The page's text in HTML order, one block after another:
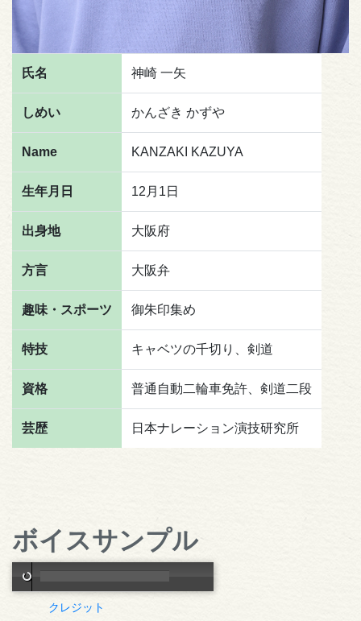
氏名 神崎 一矢
しめい かんざき かずや
Name KANZAKI KAZUYA
生年月日 12月1日
出身地 大阪府
方言 大阪弁
趣味・スポーツ 御朱印集め
特技 キャベツの千切り、剣道
資格 普通自動二輪車免許、剣道二段
芸歴 日本ナレーション演技研究所
ボイスサンプル
クレジット